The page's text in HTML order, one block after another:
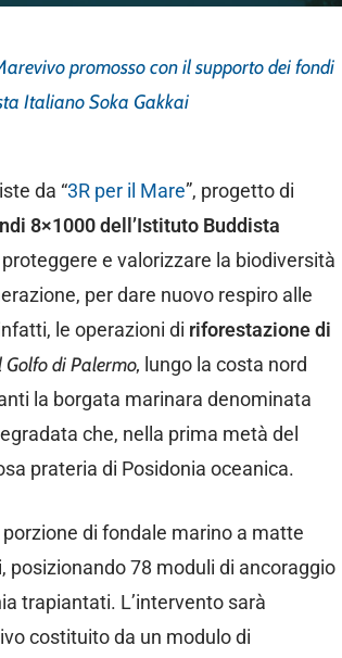
promosso con il supporto dei fondi
Italiano Soka Gakkai
da “3R per il Mare”, progetto di
8×1000 dell’Istituto Buddista
e valorizzare la biodiversità
per dare nuovo respiro alle
le operazioni di riforestazione di
Golfo di Palermo, lungo la costa nord
la borgata marinara denominata
che, nella prima metà del
prateria di Posidonia oceanica.
di fondale marino a matte
posizionando 78 moduli di ancoraggio
trapiantati. L’intervento sarà
costituito da un modulo di